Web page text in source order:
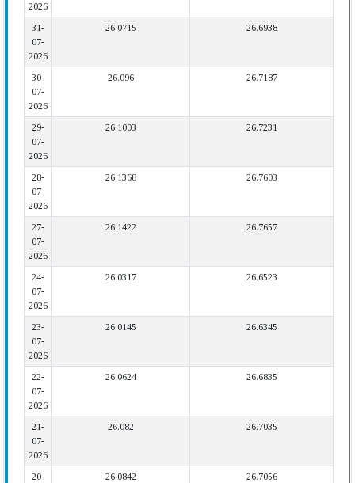
2026
31-
07-
2026
26.0715 26.6938
30-
07-
2026
26.096 26.7187
29-
07-
2026
26.1003 26.7231
28-
07-
2026
26.1368 26.7603
27-
07-
2026
26.1422 26.7657
24-
07-
2026
26.0317 26.6523
23-
07-
2026
26.0145 26.6345
22-
07-
2026
26.0624 26.6835
21-
07-
2026
26.082 26.7035
20-
26.0842 26.7056